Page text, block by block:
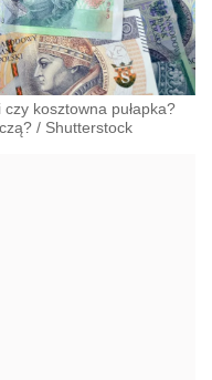
kosztowna pułapka?
/ Shutterstock